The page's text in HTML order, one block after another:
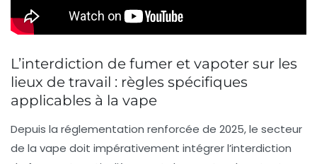
L’interdiction de fumer et vapoter sur les
lieux de travail : règles spécifiques
applicables à la vape
Depuis la réglementation renforcée de 2025, le secteur
de la vape doit impérativement intégrer l’interdiction